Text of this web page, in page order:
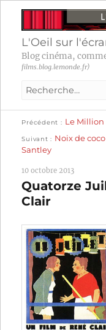
L'Oeil sur
Blog cinéma,
films.blog.lemonde.fr)
Recherche
:
Navigation
de
l’article
Précédent Le Million
Suivant
suivante :
Noix de
Santley
10 octobre 2013
Quatorze
Clair